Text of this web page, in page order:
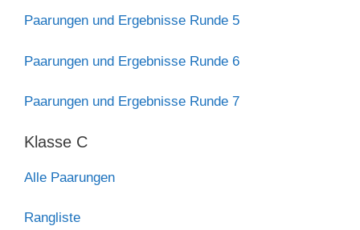
Paarungen und Ergebnisse Runde 5
Paarungen und Ergebnisse Runde 6
Paarungen und Ergebnisse Runde 7
Klasse C
Alle Paarungen
Rangliste